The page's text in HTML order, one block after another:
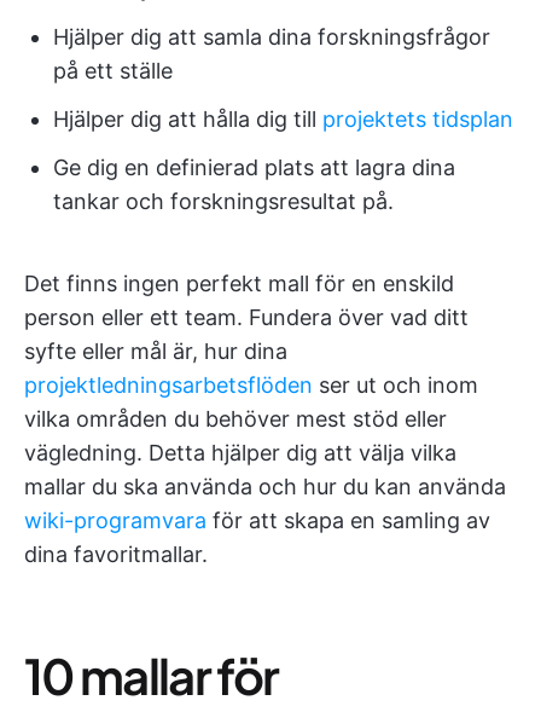
Hjälper dig att samla dina forskningsfrågor
på ett ställe
Hjälper dig att hålla dig till projektets tidsplan
Ge dig en definierad plats att lagra dina
tankar och forskningsresultat på.
Det finns ingen perfekt mall för en enskild
person eller ett team. Fundera över vad ditt
syfte eller mål är, hur dina
projektledningsarbetsflöden ser ut och inom
vilka områden du behöver mest stöd eller
vägledning. Detta hjälper dig att välja vilka
mallar du ska använda och hur du kan använda
wiki-programvara för att skapa en samling av
dina favoritmallar.
10 mallar för